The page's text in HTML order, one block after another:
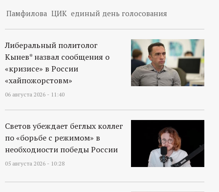
п
о
р
т
а
л
Памфилова ЦИК единый день голосования
Либеральный политолог
Кынев* назвал сообщения о
«кризисе» в России
«хайпожорстовм»
06 августа 2026 - 11:40
Светов убеждает беглых коллег
по «борьбе с режимом» в
необходиости победы России
05 августа 2026 - 10:28